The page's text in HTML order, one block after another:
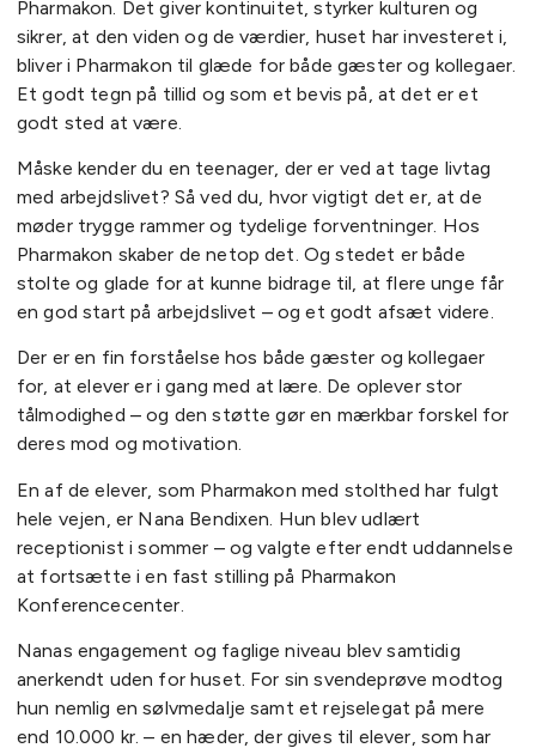
Pharmakon. Det giver kontinuitet, styrker kulturen og
sikrer, at den viden og de værdier, huset har investeret i,
bliver i Pharmakon til glæde for både gæster og kollegaer.
Et godt tegn på tillid og som et bevis på, at det er et
godt sted at være.
Måske kender du en teenager, der er ved at tage livtag
med arbejdslivet? Så ved du, hvor vigtigt det er, at de
møder trygge rammer og tydelige forventninger. Hos
Pharmakon skaber de netop det. Og stedet er både
stolte og glade for at kunne bidrage til, at flere unge får
en god start på arbejdslivet – og et godt afsæt videre.
Der er en fin forståelse hos både gæster og kollegaer
for, at elever er i gang med at lære. De oplever stor
tålmodighed – og den støtte gør en mærkbar forskel for
deres mod og motivation.
En af de elever, som Pharmakon med stolthed har fulgt
hele vejen, er Nana Bendixen. Hun blev udlært
receptionist i sommer – og valgte efter endt uddannelse
at fortsætte i en fast stilling på Pharmakon
Konferencecenter.
Nanas engagement og faglige niveau blev samtidig
anerkendt uden for huset. For sin svendeprøve modtog
hun nemlig en sølvmedalje samt et rejselegat på mere
end 10.000 kr. – en hæder, der gives til elever, som har